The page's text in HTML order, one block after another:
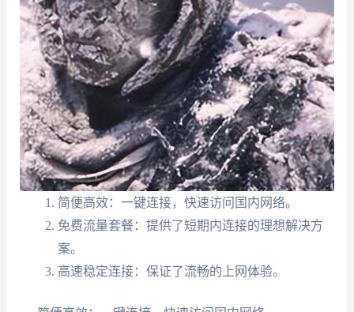
简便高效：一键连接，快速访问国内网络。
免费流量套餐：提供了短期内连接的理想解决方
案。
高速稳定连接：保证了流畅的上网体验。